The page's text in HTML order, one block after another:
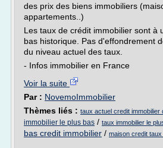
des prix des biens immobiliers
appartements..)
Les taux de crédit immobilier sont à
bas historique. Pas d'effondrement
du niveau actuel des taux.
- Infos immobilier en France
Voir la suite
Par : NovemoImmobilier
Thèmes liés : taux actuel credit immobilier
immobilier le plus bas / taux immobilier le
bas credit immobilier / maison credit taux